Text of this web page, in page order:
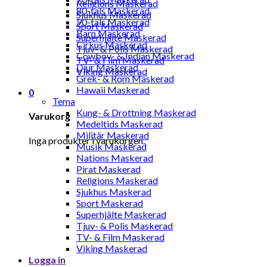
Religions Maskerad
Sjukhus Maskerad
Sport Maskerad
Superhjälte Maskerad
Tjuv- & Polis Maskerad
TV- & Film Maskerad
Viking Maskerad
0
Varukorg
Inga produkter i varukorgen.
80-tals Maskerad
90-tals Maskerad
Barn Maskerad
Cirkus Maskerad
Cowboy- & Indian Maskerad
Djur Maskerad
Grek- & Rom Maskerad
Hawaii Maskerad
Tema
Kung- & Drottning Maskerad
Medeltids Maskerad
Militär Maskerad
Musik Maskerad
Nations Maskerad
Pirat Maskerad
Religions Maskerad
Sjukhus Maskerad
Sport Maskerad
Superhjälte Maskerad
Tjuv- & Polis Maskerad
TV- & Film Maskerad
Viking Maskerad
Logga in